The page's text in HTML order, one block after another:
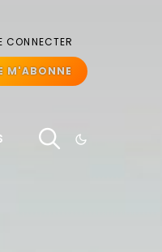
CONNECTER
M'ABONNE